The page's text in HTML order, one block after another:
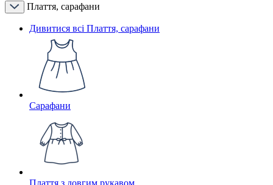
Плаття, сарафани
Дивитися всі Плаття, сарафани
Сарафани
Плаття з довгим рукавом